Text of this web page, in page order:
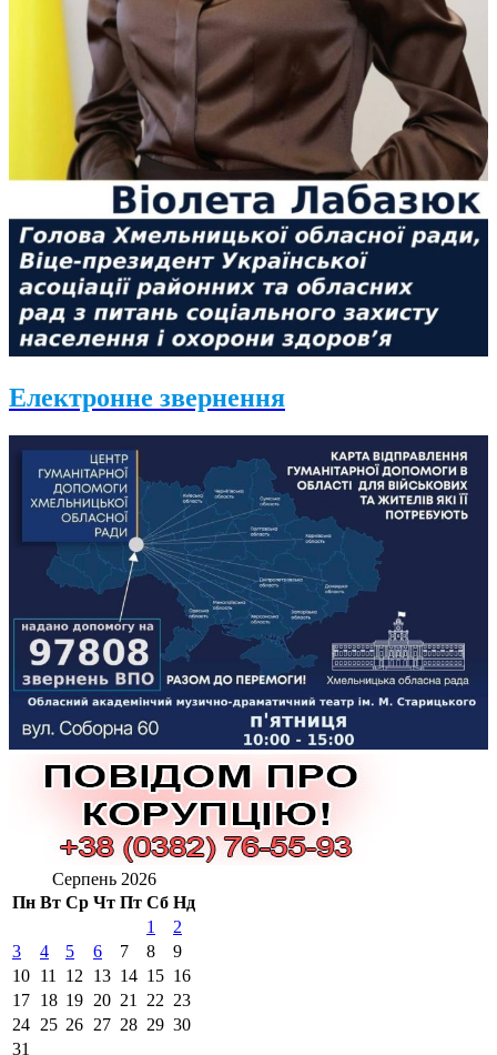
Електронне звернення
Серпень 2026
Пн Вт Ср Чт Пт Сб Нд
1
2
3
4 5 6 7 8
9
10 11 12 13 14 15 16
17 18 19 20 21 22 23
24 25 26 27 28 29 30
31